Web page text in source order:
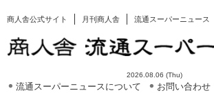
商人舎公式サイト 月刊商人舎 流通スーパーニュース
2026.08.06 (Thu)
流通スーパーニュースについて お問い合わせ